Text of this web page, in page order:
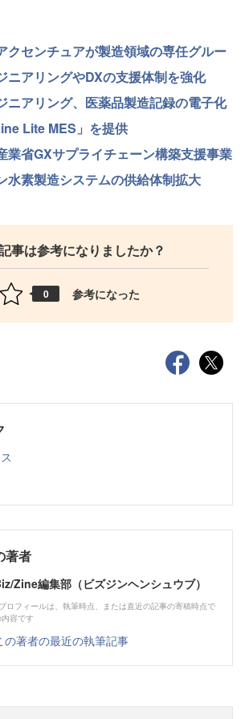
クセンチュアが製造領域の専任グルー
アリングやDXの支援体制を強化
ニアリング、医薬品製造記録の電子化
Lite MES」を提供
業省GXサプライチェーン構築支援事業
素製造システムの供給体制拡大
事は参考になりましたか？
0 参考になった
著者
Zine編集部（ビズジンヘンシュウブ）
ロフィールは、執筆時点、または直近の記事の寄稿時点で
容です
の著者の最近の執筆記事